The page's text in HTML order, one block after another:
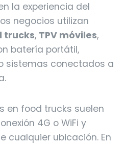
la experiencia del
negocios utilizan
trucks, TPV móviles,
batería portátil,
sistemas conectados a
en food trucks suelen
4G o WiFi y
cualquier ubicación. En